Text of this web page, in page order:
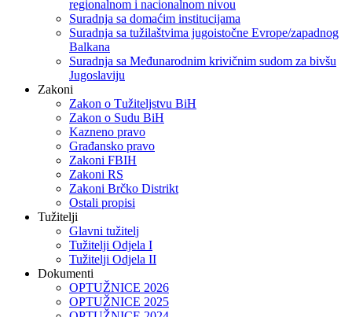
regionalnom i nacionalnom nivou
Suradnja sa domaćim institucijama
Suradnja sa tužilaštvima jugoistočne Evrope/zapadnog
Balkana
Suradnja sa Međunarodnim krivičnim sudom za bivšu
Jugoslaviju
Zakoni
Zakon o Тužiteljstvu BiH
Zakon o Sudu BiH
Kazneno pravo
Građansko pravo
Zakoni FBIH
Zakoni RS
Zakoni Brčko Distrikt
Ostali propisi
Tužitelji
Glavni tužitelj
Tužitelji Odjela I
Tužitelji Odjela II
Dokumenti
OPTUŽNICE 2026
OPTUŽNICE 2025